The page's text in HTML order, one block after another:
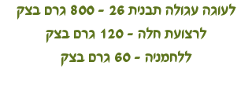
לעוגה עגולה תבנית 26 - 800 גרם בצק
לרצועת חלה - 120 גרם בצק
ללחמניה - 60 גרם בצק